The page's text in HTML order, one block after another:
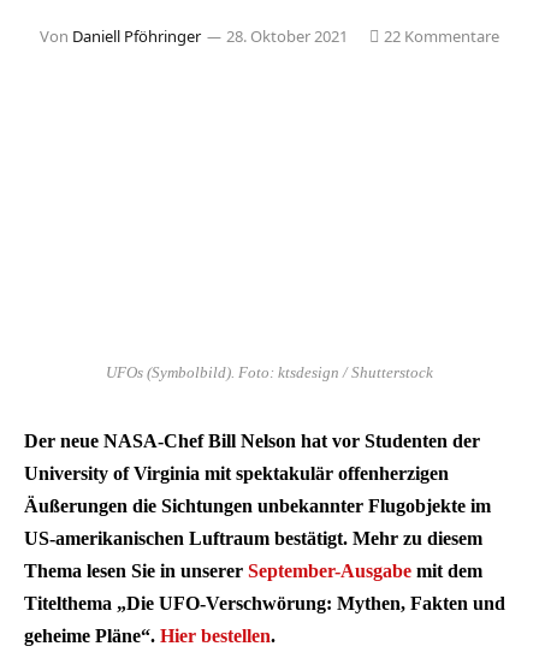
Von Daniell Pföhringer 28. Oktober 2021 22 Kommentare
UFOs (Symbolbild). Foto: ktsdesign / Shutterstock
Der neue NASA-Chef Bill Nelson hat vor Studenten der
University of Virginia mit spektakulär offenherzigen
Äußerungen die Sichtungen unbekannter Flugobjekte im
US-amerikanischen Luftraum bestätigt. Mehr zu diesem
Thema lesen Sie in unserer September-Ausgabe mit dem
Titelthema „Die UFO-Verschwörung: Mythen, Fakten und
geheime Pläne“. Hier bestellen.